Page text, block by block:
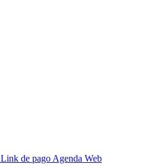
Link de pago Agenda Web